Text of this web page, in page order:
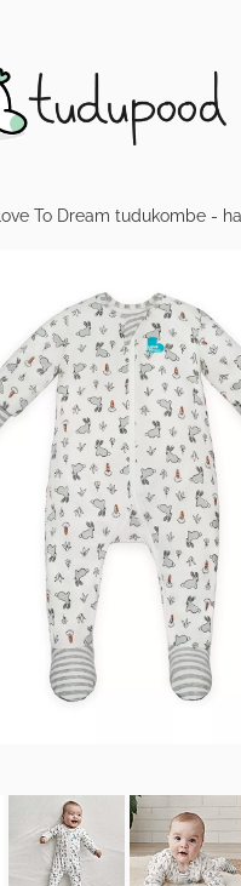
Love To Dream tudukombe -